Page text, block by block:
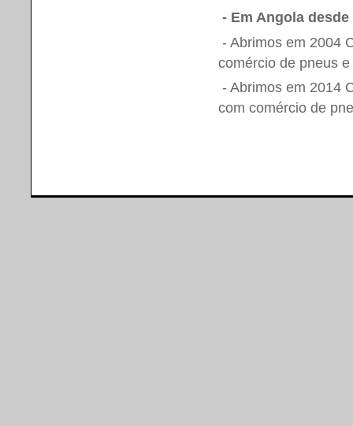
- Em Angola desde
- Abrimos em 2004
comércio de pneus
- Abrimos em 2014
com comércio de